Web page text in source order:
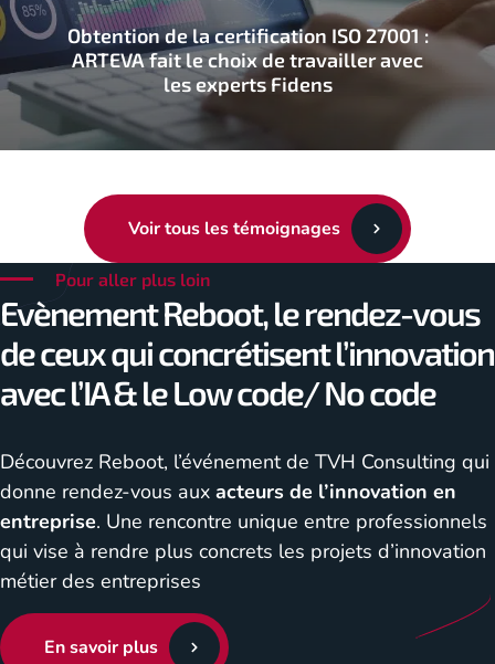
Obtention de la certification ISO 27001 :
ARTEVA fait le choix de travailler avec
les experts Fidens
Voir tous les témoignages
Pour aller plus loin
Evènement Reboot, le rendez-vous
de ceux qui concrétisent l’innovation
avec l’IA & le Low code/ No code
Découvrez Reboot, l’événement de TVH Consulting qui
donne rendez-vous aux acteurs de l’innovation en
entreprise. Une rencontre unique entre professionnels
qui vise à rendre plus concrets les projets d’innovation
métier des entreprises
En savoir plus